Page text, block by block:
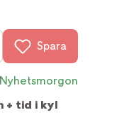
Spara
Nyhetsmorgon
+ tid i kyl